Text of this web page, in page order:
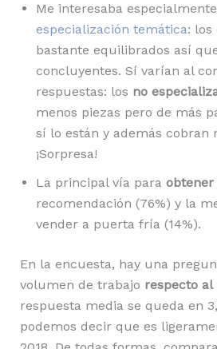
Me interesaba
especialización temática: los
bastante equilibrados así
concluyentes. Sí varían al
respuestas: los no
menos piezas pero de más
sí lo están y además cobran
¡Sorpresa!
La principal vía para
recomendación (76%) y la
vender a puerta fría (14%).
En la encuesta, hay una
volumen de trabajo respecto al
respuesta media se queda en
podemos decir que es